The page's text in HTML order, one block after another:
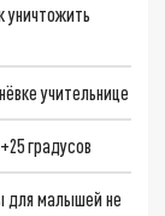
уничтожить
учительнице
градусов
для малышей не